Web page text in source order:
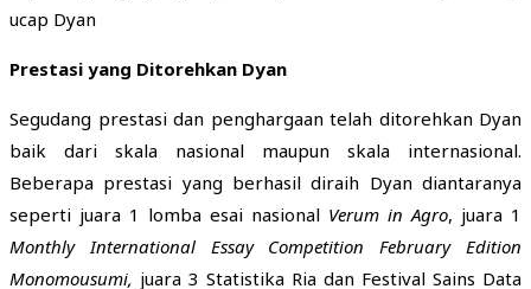
ucap Dyan
Prestasi yang Ditorehkan Dyan
Segudang prestasi dan penghargaan telah ditorehkan Dyan
baik dari skala nasional maupun skala internasional.
Beberapa prestasi yang berhasil diraih Dyan diantaranya
seperti juara 1 lomba esai nasional Verum in Agro, juara 1
Monthly International Essay Competition February Edition
Monomousumi, juara 3 Statistika Ria dan Festival Sains Data